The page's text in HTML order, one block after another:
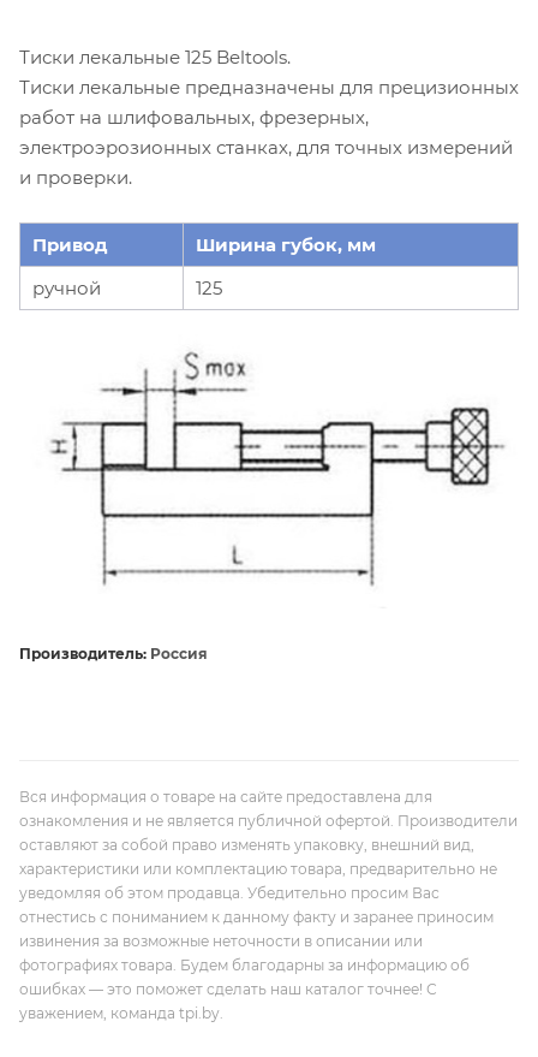
Тиски лекальные 125 Beltools.
Тиски лекальные предназначены для прецизионных
работ на шлифовальных, фрезерных,
электроэрозионных станках, для точных измерений
и проверки.
Привод
Ширина губок, мм
ручной
125
Производитель: Россия
Вся информация о товаре на сайте предоставлена для
ознакомления и не является публичной офертой. Производители
оставляют за собой право изменять упаковку, внешний вид,
характеристики или комплектацию товара, предварительно не
уведомляя об этом продавца. Убедительно просим Вас
отнестись с пониманием к данному факту и заранее приносим
извинения за возможные неточности в описании или
фотографиях товара. Будем благодарны за информацию об
ошибках — это поможет сделать наш каталог точнее! С
уважением, команда tpi.by.